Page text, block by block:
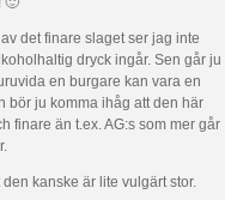
det finare slaget ser jag inte
dryck ingår. Sen går ju
en burgare kan vara en
bör ju komma ihåg att den här
finare än t.ex. AG:s som mer går
kanske är lite vulgärt stor.